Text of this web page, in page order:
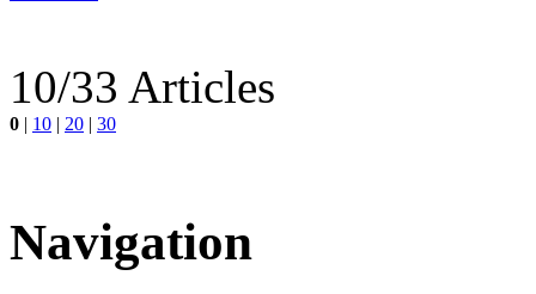
10/33 Articles
0 | 10 | 20 | 30
Navigation